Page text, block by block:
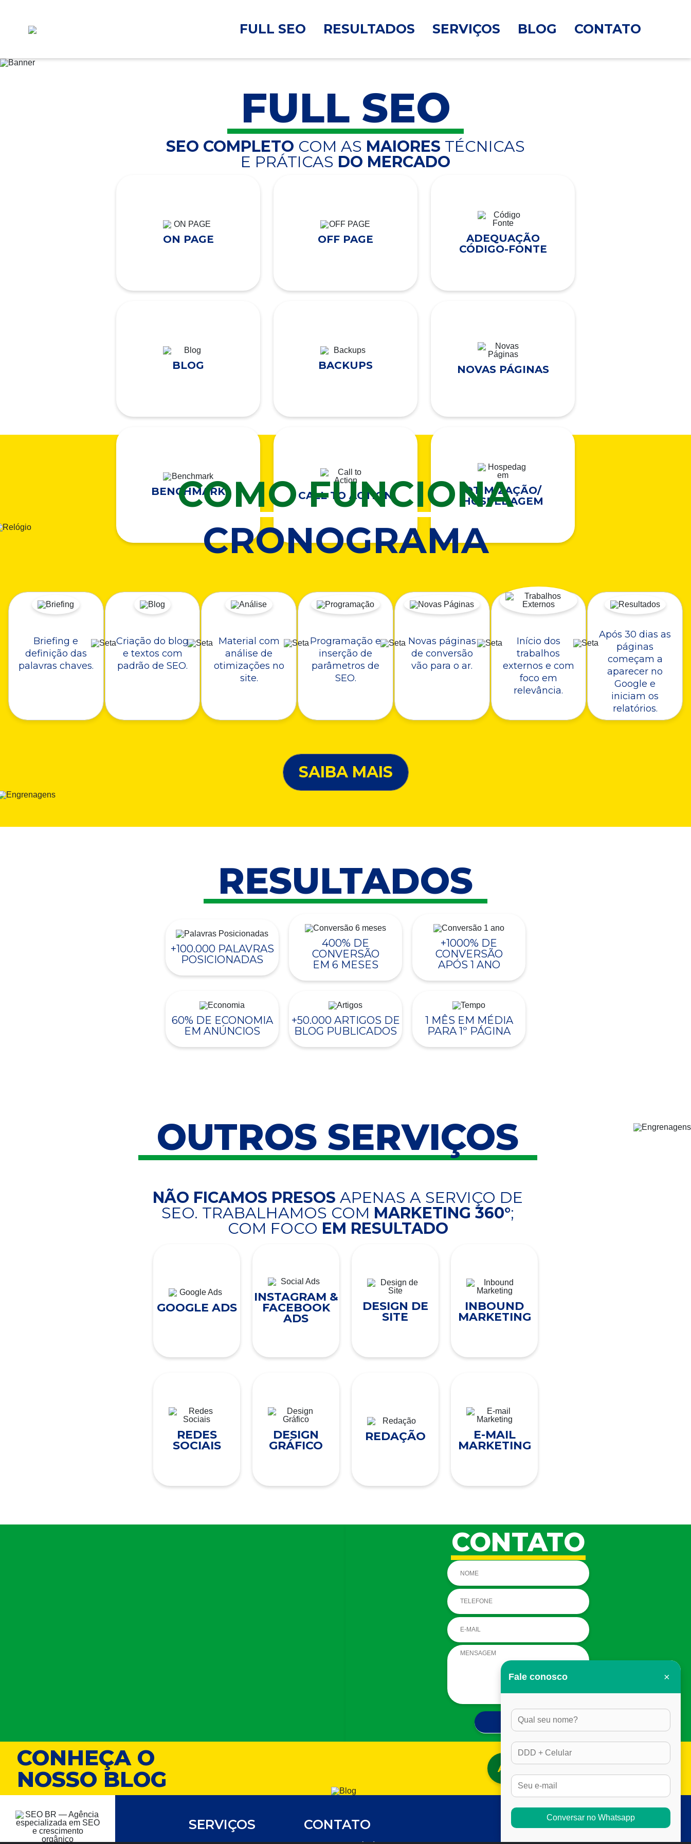
FULL SEO RESULTADOS SERVIÇOS BLOG CONTATO
FULL SEO
SEO COMPLETO COM AS MAIORES TÉCNICAS
E PRÁTICAS DO MERCADO
ON PAGE OFF PAGE
ADEQUAÇÃO
CÓDIGO-FONTE
BLOG BACKUPS NOVAS PÁGINAS
BENCHMARK CALL TO ACTION
OTIMIZAÇÃO/
HOSPEDAGEM
COMO FUNCIONA
CRONOGRAMA
Briefing e
definição das
palavras chaves.
Criação do blog
e textos com
padrão de SEO.
Material com
análise de
otimizações no
site.
Programação e
inserção de
parâmetros de
SEO.
Novas páginas
de conversão
vão para o ar.
Início dos
trabalhos
externos e com
foco em
relevância.
Após 30 dias as
páginas
começam a
aparecer no
Google e
iniciam os
relatórios.
SAIBA MAIS
RESULTADOS
+100.000 PALAVRAS
POSICIONADAS
400% DE
CONVERSÃO
EM 6 MESES
+1000% DE
CONVERSÃO
APÓS 1 ANO
60% DE ECONOMIA
EM ANÚNCIOS
+50.000 ARTIGOS DE
BLOG PUBLICADOS
1 MÊS EM MÉDIA
PARA 1º PÁGINA
OUTROS SERVIÇOS
NÃO FICAMOS PRESOS APENAS A SERVIÇO DE
SEO. TRABALHAMOS COM MARKETING 360°;
COM FOCO EM RESULTADO
GOOGLE ADS
INSTAGRAM &
FACEBOOK
ADS
DESIGN DE
SITE
INBOUND
MARKETING
REDES
SOCIAIS
DESIGN
GRÁFICO
REDAÇÃO E-MAIL
MARKETING
CONTATO
CONHEÇA O
NOSSO BLOG
ACESSAR BLOG
SERVIÇOS CONTATO
Fale conosco ×
Conversar no Whatsapp